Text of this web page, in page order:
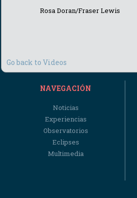
Rosa Doran/Fraser Lewis
Go back to Videos
NAVEGACIÓN
Noticias
Experiencias
Observatorios
Eclipses
Multimedia